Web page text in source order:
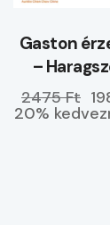
Gaston
–
2475 Ft
20%